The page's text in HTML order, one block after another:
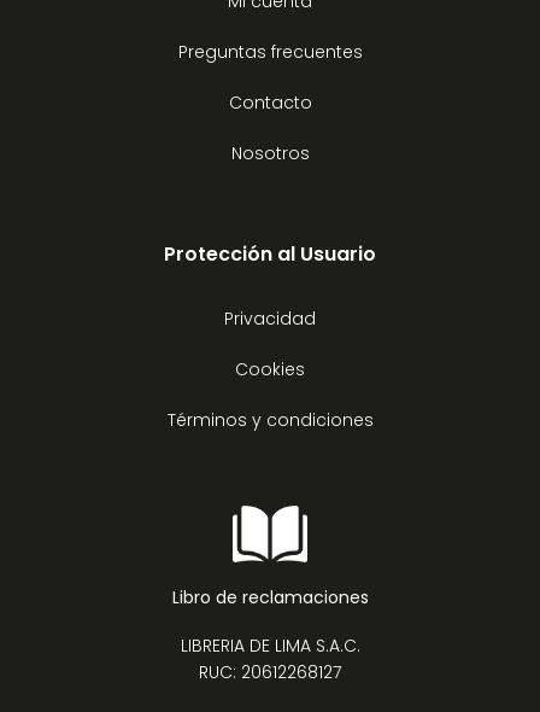
Preguntas frecuentes
Contacto
Nosotros
Protección al Usuario
Privacidad
Cookies
Términos y condiciones
Libro de reclamaciones
LIBRERIA DE LIMA S.A.C.
RUC: 20612268127